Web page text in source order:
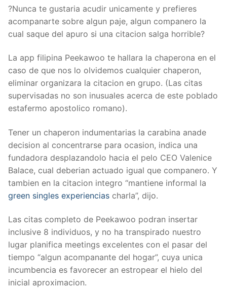
?Nunca te gustaria acudir unicamente y prefieres
acompanarte sobre algun paje, algun companero la
cual saque del apuro si una citacion salga horrible?
La app filipina Peekawoo te hallara la chaperona en el
caso de que nos lo olvidemos cualquier chaperon,
eliminar organizara la citacion en grupo. (Las citas
supervisadas no son inusuales acerca de este poblado
estafermo apostolico romano).
Tener un chaperon indumentarias la carabina anade
decision al concentrarse para ocasion, indica una
fundadora desplazandolo hacia el pelo CEO Valenice
Balace, cual deberian actuado igual que companero. Y
tambien en la citacion integro “mantiene informal la
green singles experiencias charla”, dijo.
Las citas completo de Peekawoo podran insertar
inclusive 8 individuos, y no ha transpirado nuestro
lugar planifica meetings excelentes con el pasar del
tiempo “algun acompanante del hogar”, cuya unica
incumbencia es favorecer an estropear el hielo del
inicial aproximacion.